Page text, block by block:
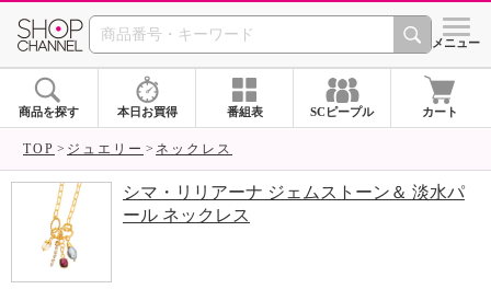
SHOP CHANNEL シメニュー
商品を探す 本日お買得 番組表 SCピープル カート
TOP ジュエリー ネックレス
シマ・リリアーナ ジェムストーン＆ 淡水パ
ール ネックレス